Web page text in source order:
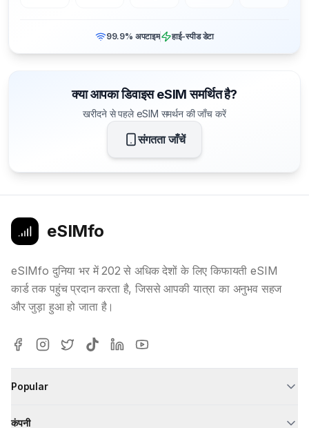
99.9% अपटाइम हाई-स्पीड डेटा
क्या आपका डिवाइस eSIM समर्थित है?
खरीदने से पहले eSIM समर्थन की जाँच करें
संगतता जाँचें
eSIMfo
eSIMfo दुनिया भर में 202 से अधिक देशों के लिए किफायती eSIM
कार्ड तक पहुंच प्रदान करता है, जिससे आपकी यात्रा का अनुभव सहज
और जुड़ा हुआ हो जाता है।
Popular
कंपनी